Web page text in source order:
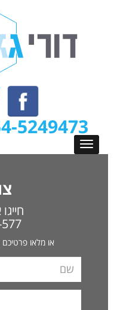
5249473
או מלאו פרטיכם